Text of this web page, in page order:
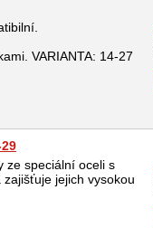
VARIANTA: 14-27
ze speciální oceli s
jejich vysokou